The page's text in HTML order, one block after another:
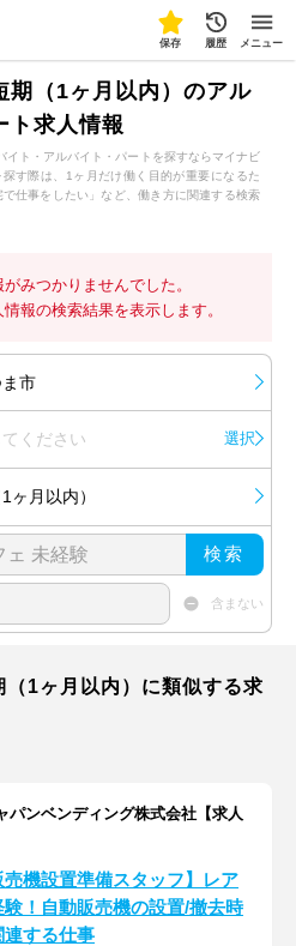
保存 履歴 メニュー
期（1ヶ月以内）のアル
ト求人情報
ト・アルバイト・パートを探すならマイナビ
す際は、1ヶ月だけ働く目的が重要になるた
仕事をしたい」など、働き方に関連する検索
みつかりませんでした。
報の検索結果を表示します。
市
ください 選択
ヶ月以内）
検索
含まない
1ヶ月以内）に類似する求
パンベンディング株式会社【求人
売機設置準備スタッフ】レア
験！自動販売機の設置/撤去時
連する仕事